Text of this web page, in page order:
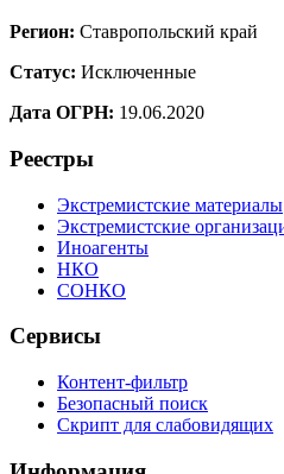
Регион: Ставропольский край
Статус: Исключенные
Дата ОГРН: 19.06.2020
Реестры
Экстремистские материалы
Экстремистские
Иноагенты
НКО
СОНКО
Сервисы
Контент-фильтр
Безопасный поиск
Скрипт для слабовидящих